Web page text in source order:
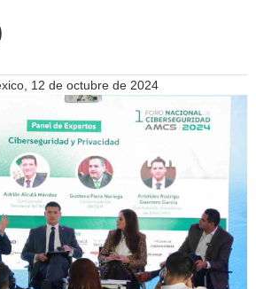
12 de octubre de 2024